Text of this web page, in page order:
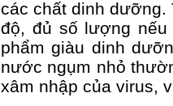
các chất dinh dưỡng.
độ, đủ số lượng
phẩm giàu dinh
nước ngụm nhỏ
xâm nhập của virus,